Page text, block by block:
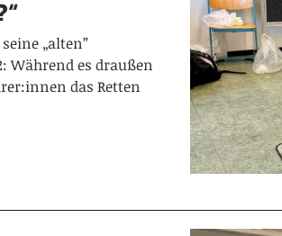
„alten”
Während es draußen
das Retten